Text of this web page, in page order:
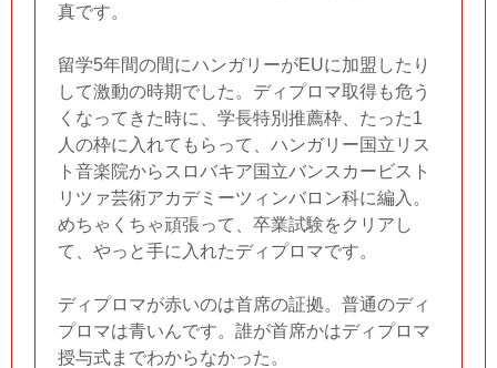
真です。
留学5年間の間にハンガリーがEUに加盟したり
して激動の時期でした。ディプロマ取得も危う
くなってきた時に、学長特別推薦枠、たった1
人の枠に入れてもらって、ハンガリー国立リス
ト音楽院からスロバキア国立バンスカービスト
リツァ芸術アカデミーツィンバロン科に編入。
めちゃくちゃ頑張って、卒業試験をクリアし
て、やっと手に入れたディプロマです。
ディプロマが赤いのは首席の証拠。普通のディ
プロマは青いんです。誰が首席かはディプロマ
授与式までわからなかった。